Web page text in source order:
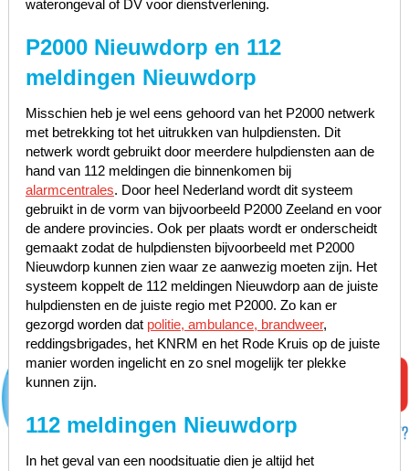
waterongeval of DV voor dienstverlening.
P2000 Nieuwdorp en 112
meldingen Nieuwdorp
Misschien heb je wel eens gehoord van het P2000 netwerk
met betrekking tot het uitrukken van hulpdiensten. Dit
netwerk wordt gebruikt door meerdere hulpdiensten aan de
hand van 112 meldingen die binnenkomen bij
alarmcentrales. Door heel Nederland wordt dit systeem
gebruikt in de vorm van bijvoorbeeld P2000 Zeeland en voor
de andere provincies. Ook per plaats wordt er onderscheidt
gemaakt zodat de hulpdiensten bijvoorbeeld met P2000
Nieuwdorp kunnen zien waar ze aanwezig moeten zijn. Het
systeem koppelt de 112 meldingen Nieuwdorp aan de juiste
hulpdiensten en de juiste regio met P2000. Zo kan er
gezorgd worden dat politie, ambulance, brandweer,
reddingsbrigades, het KNRM en het Rode Kruis op de juiste
manier worden ingelicht en zo snel mogelijk ter plekke
kunnen zijn.
112 meldingen Nieuwdorp
In het geval van een noodsituatie dien je altijd het